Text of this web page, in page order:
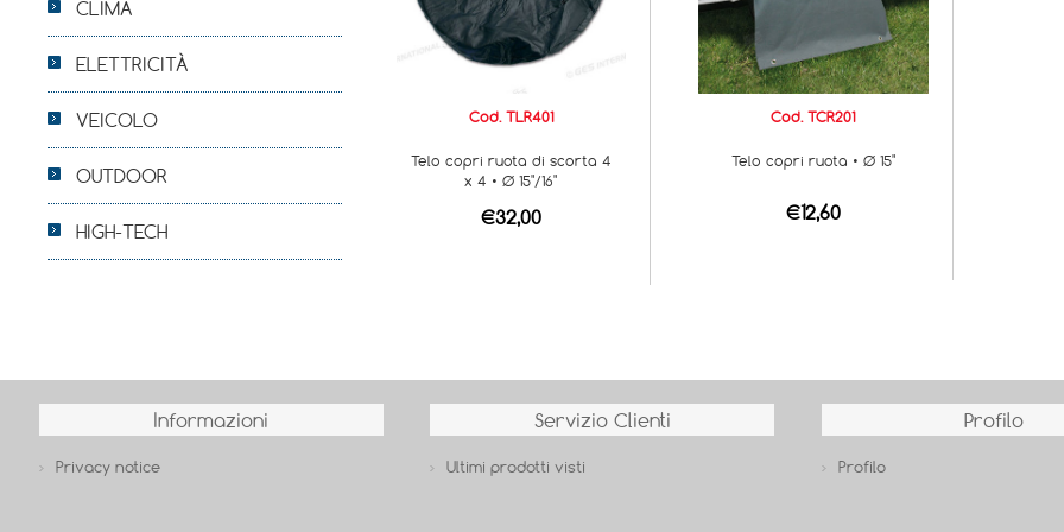
Cod. TLR401
Telo copri ruota di scorta 4
x 4 • Ø 15"/16"
€32,00
Cod. TCR201
Telo copri ruota • Ø 15"
€12,60
CLIMA
ELETTRICITÀ
VEICOLO
OUTDOOR
HIGH-TECH
Informazioni
Privacy notice
Servizio Clienti
Ultimi prodotti visti
Profilo
Profilo